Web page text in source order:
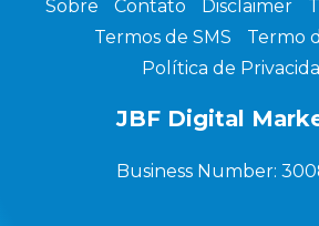
Sobre Contato Disclaimer
Termos de SMS
Termo
Política de
JBF Digital
Business Number: